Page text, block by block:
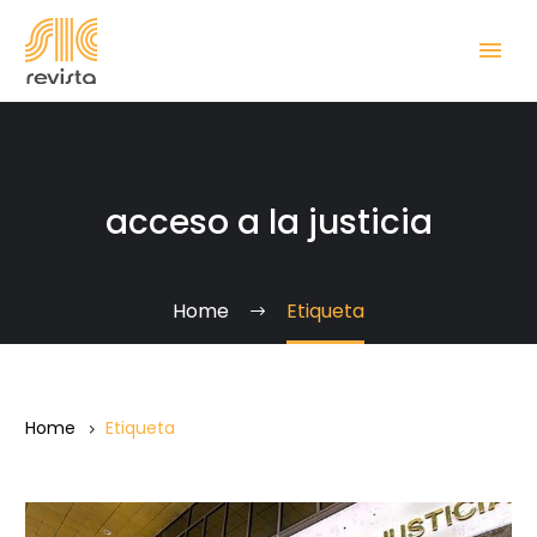
acceso a la justicia
Home Etiqueta
Home Etiqueta
TSJ